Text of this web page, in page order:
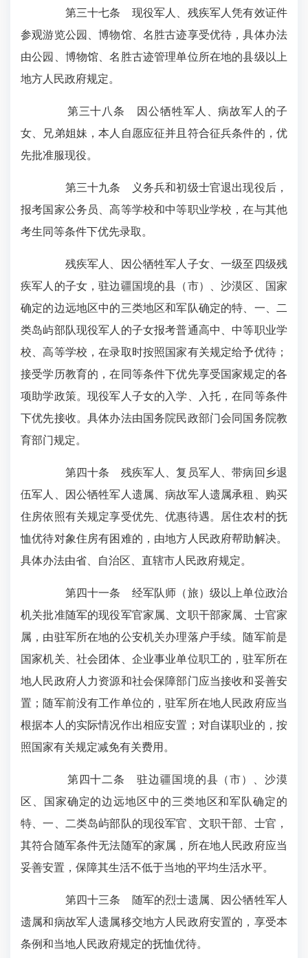
第三十七条 现役军人、残疾军人凭有效证件
参观游览公园、博物馆、名胜古迹享受优待，具体办法
由公园、博物馆、名胜古迹管理单位所在地的县级以上
地方人民政府规定。
第三十八条 因公牺牲军人、病故军人的子
女、兄弟姐妹，本人自愿应征并且符合征兵条件的，优
先批准服现役。
第三十九条 义务兵和初级士官退出现役后，
报考国家公务员、高等学校和中等职业学校，在与其他
考生同等条件下优先录取。
残疾军人、因公牺牲军人子女、一级至四级残
疾军人的子女，驻边疆国境的县（市）、沙漠区、国家
确定的边远地区中的三类地区和军队确定的特、一、二
类岛屿部队现役军人的子女报考普通高中、中等职业学
校、高等学校，在录取时按照国家有关规定给予优待；
接受学历教育的，在同等条件下优先享受国家规定的各
项助学政策。现役军人子女的入学、入托，在同等条件
下优先接收。具体办法由国务院民政部门会同国务院教
育部门规定。
第四十条 残疾军人、复员军人、带病回乡退
伍军人、因公牺牲军人遗属、病故军人遗属承租、购买
住房依照有关规定享受优先、优惠待遇。居住农村的抚
恤优待对象住房有困难的，由地方人民政府帮助解决。
具体办法由省、自治区、直辖市人民政府规定。
第四十一条 经军队师（旅）级以上单位政治
机关批准随军的现役军官家属、文职干部家属、士官家
属，由驻军所在地的公安机关办理落户手续。随军前是
国家机关、社会团体、企业事业单位职工的，驻军所在
地人民政府人力资源和社会保障部门应当接收和妥善安
置；随军前没有工作单位的，驻军所在地人民政府应当
根据本人的实际情况作出相应安置；对自谋职业的，按
照国家有关规定减免有关费用。
第四十二条 驻边疆国境的县（市）、沙漠
区、国家确定的边远地区中的三类地区和军队确定的
特、一、二类岛屿部队的现役军官、文职干部、士官，
其符合随军条件无法随军的家属，所在地人民政府应当
妥善安置，保障其生活不低于当地的平均生活水平。
第四十三条 随军的烈士遗属、因公牺牲军人
遗属和病故军人遗属移交地方人民政府安置的，享受本
条例和当地人民政府规定的抚恤优待。